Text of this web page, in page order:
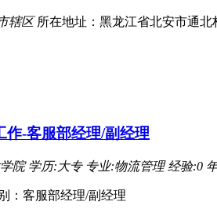
辖区所在地址：黑龙江省北安市通北
作-客服部经理/副经理
院 学历:大专 专业:物流管理 经验:0
：客服部经理/副经理